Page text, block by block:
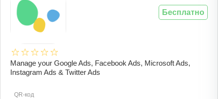
Manage your Google Ads, Facebook Ads, Microsoft Ads,
Instagram Ads & Twitter Ads
QR-код
Бесплатно